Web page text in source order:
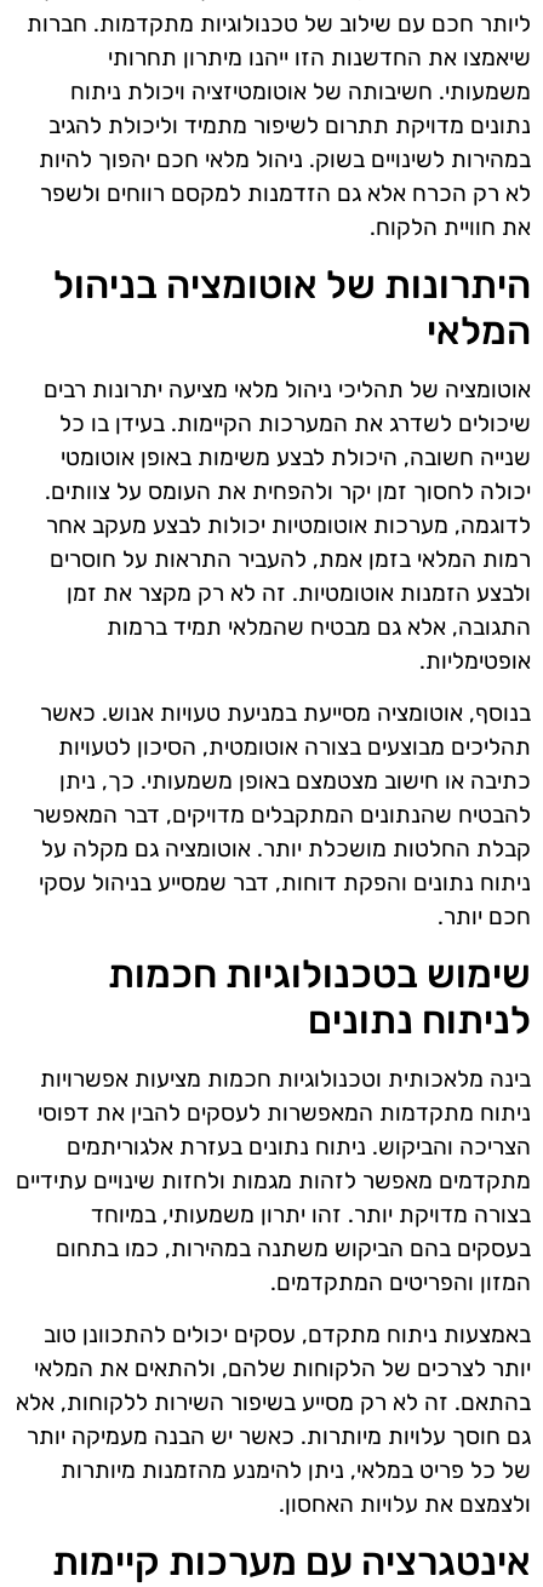
ליותר חכם עם שילוב של טכנולוגיות מתקדמות. חברות
שיאמצו את החדשנות הזו ייהנו מיתרון תחרותי
משמעותי. חשיבותה של אוטומטיזציה ויכולת ניתוח
נתונים מדויקת תתרום לשיפור מתמיד וליכולת להגיב
במהירות לשינויים בשוק. ניהול מלאי חכם יהפוך להיות
לא רק הכרח אלא גם הזדמנות למקסם רווחים ולשפר
את חוויית הלקוח.
היתרונות של אוטומציה בניהול
המלאי
אוטומציה של תהליכי ניהול מלאי מציעה יתרונות רבים
שיכולים לשדרג את המערכות הקיימות. בעידן בו כל
שנייה חשובה, היכולת לבצע משימות באופן אוטומטי
יכולה לחסוך זמן יקר ולהפחית את העומס על צוותים.
לדוגמה, מערכות אוטומטיות יכולות לבצע מעקב אחר
רמות המלאי בזמן אמת, להעביר התראות על חוסרים
ולבצע הזמנות אוטומטיות. זה לא רק מקצר את זמן
התגובה, אלא גם מבטיח שהמלאי תמיד ברמות
אופטימליות.
בנוסף, אוטומציה מסייעת במניעת טעויות אנוש. כאשר
תהליכים מבוצעים בצורה אוטומטית, הסיכון לטעויות
כתיבה או חישוב מצטמצם באופן משמעותי. כך, ניתן
להבטיח שהנתונים המתקבלים מדויקים, דבר המאפשר
קבלת החלטות מושכלת יותר. אוטומציה גם מקלה על
ניתוח נתונים והפקת דוחות, דבר שמסייע בניהול עסקי
חכם יותר.
שימוש בטכנולוגיות חכמות
לניתוח נתונים
בינה מלאכותית וטכנולוגיות חכמות מציעות אפשרויות
ניתוח מתקדמות המאפשרות לעסקים להבין את דפוסי
הצריכה והביקוש. ניתוח נתונים בעזרת אלגוריתמים
מתקדמים מאפשר לזהות מגמות ולחזות שינויים עתידיים
בצורה מדויקת יותר. זהו יתרון משמעותי, במיוחד
בעסקים בהם הביקוש משתנה במהירות, כמו בתחום
המזון והפריטים המתקדמים.
באמצעות ניתוח מתקדם, עסקים יכולים להתכוונן טוב
יותר לצרכים של הלקוחות שלהם, ולהתאים את המלאי
בהתאם. זה לא רק מסייע בשיפור השירות ללקוחות, אלא
גם חוסך עלויות מיותרות. כאשר יש הבנה מעמיקה יותר
של כל פריט במלאי, ניתן להימנע מהזמנות מיותרות
ולצמצם את עלויות האחסון.
אינטגרציה עם מערכות קיימות